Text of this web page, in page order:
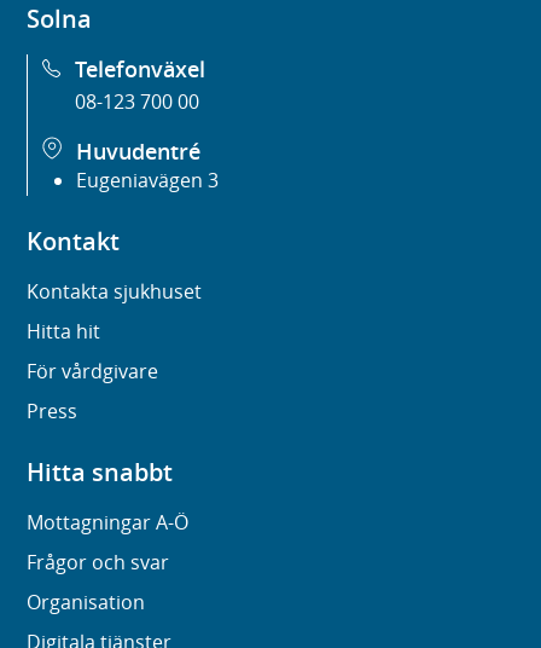
Solna
Telefonväxel
08-123 700 00
Huvudentré
Eugeniavägen 3
Kontakt
Kontakta sjukhuset
Hitta hit
För vårdgivare
Press
Hitta snabbt
Mottagningar A-Ö
Frågor och svar
Organisation
Digitala tjänster